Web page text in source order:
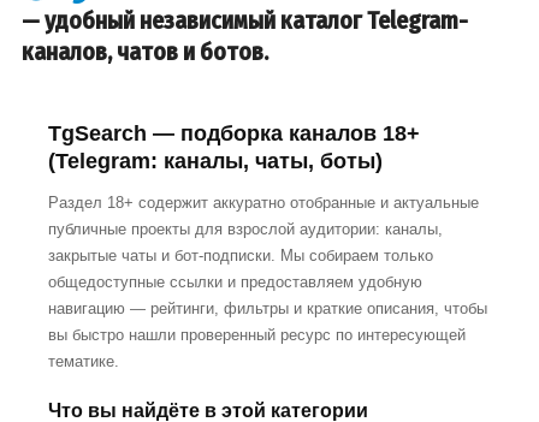
— удобный независимый каталог Telegram-
каналов, чатов и ботов.
TgSearch — подборка каналов 18+
(Telegram: каналы, чаты, боты)
Раздел 18+ содержит аккуратно отобранные и актуальные
публичные проекты для взрослой аудитории: каналы,
закрытые чаты и бот-подписки. Мы собираем только
общедоступные ссылки и предоставляем удобную
навигацию — рейтинги, фильтры и краткие описания, чтобы
вы быстро нашли проверенный ресурс по интересующей
тематике.
Что вы найдёте в этой категории